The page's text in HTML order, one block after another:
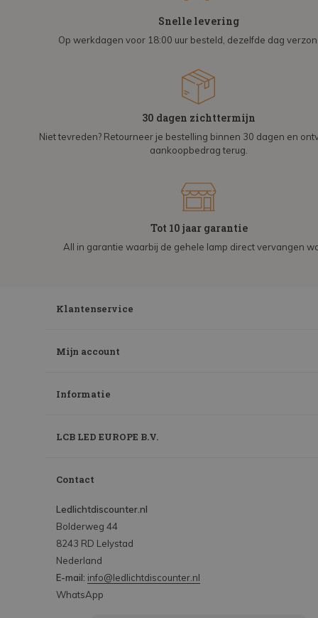
Snelle levering
Op werkdagen voor 18:00 uur besteld, dezelfde dag
30 dagen zichttermijn
Niet tevreden? Retourneer je bestelling binnen 30 dagen en
aankoopbedrag terug.
Tot 10 jaar garantie
All in garantie waarbij de gehele lamp direct vervangen
Klantenservice
Mijn account
Informatie
LCB LED EUROPE B.V.
Contact
Ledlichtdiscounter.nl
Bolderweg 44
8243 RD Lelystad
Nederland
E-mail: info@ledlichtdiscounter.nl
WhatsApp